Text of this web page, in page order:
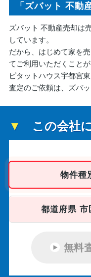
「ズバット 不動
ズバット 不動産売却は
しています。
だから、はじめて家を
てご利用いただくことが
ピタットハウス宇都宮
査定のご依頼は、ズバ
この会社
物件種
都道府県 市
無料